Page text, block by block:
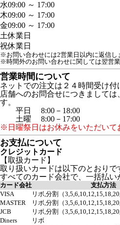
水09:00 ～ 17:00
木09:00 ～ 17:00
金09:00 ～ 17:00
土休業日
祝休業日
※お問い合わせには2営業日以内に返信し
※時間外のお問い合わせに関しては翌営
営業時間について
ネットでの注文は２４時間受け付
店舗へのお問合せにつきまして
す。
平日 8:00－18:00
土曜 8:00－17:00
※日曜祭日はお休みをいただいて
お支払について
クレジットカード
【取扱カード】
取り扱いカードは以下のとおりで
すべてのカード会社で、一括払い
カード会社
支払方法
VISA
リボ,分割（
MASTER
リボ,分割（
JCB
リボ,分割（
Diners
リボ